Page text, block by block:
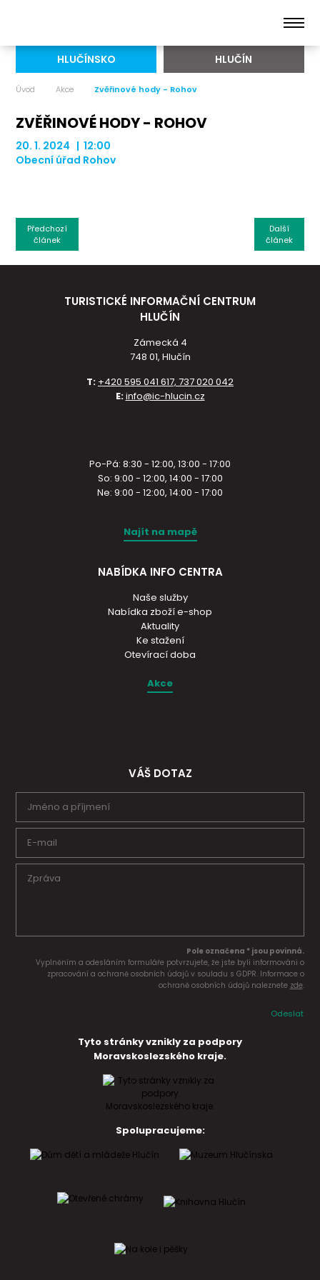
HLUČÍNSKO HLUČÍN
Úvod Akce Zvěřinové hody - Rohov
ZVĚŘINOVÉ HODY - ROHOV
20. 1. 2024 | 12:00
Obecní úřad Rohov
Další
článek
Předchozí
článek
TURISTICKÉ INFORMAČNÍ CENTRUM
HLUČÍN
Zámecká 4
748 01, Hlučín
T: +420 595 041 617, 737 020 042
E:info@ic-hlucin.cz
Po-Pá: 8:30 - 12:00, 13:00 - 17:00
So: 9:00 - 12:00, 14:00 - 17:00
Ne: 9:00 - 12:00, 14:00 - 17:00
Najít na mapě
NABÍDKA INFO CENTRA
Naše služby
Nabídka zboží e-shop
Aktuality
Ke stažení
Otevírací doba
Akce
VÁŠ DOTAZ
Pole označena * jsou povinná.
Vyplněním a odesláním formuláře potvrzujete, že jste byli informováni o
zpracování a ochraně osobních údajů v souladu s GDPR. Informace o
ochraně osobních údajů naleznete zde.
Odeslat
Tyto stránky vznikly za podpory
Moravskoslezského kraje.
Spolupracujeme: